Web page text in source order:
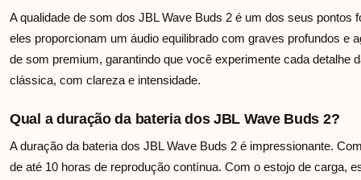
A qualidade de som dos JBL Wave Buds 2 é um dos seus pontos
eles proporcionam um áudio equilibrado com graves profundos e
de som premium, garantindo que você experimente cada detalhe
clássica, com clareza e intensidade.
Qual a duração da bateria dos JBL Wave Buds 2?
A duração da bateria dos JBL Wave Buds 2 é impressionante.
de até 10 horas de reprodução contínua. Com o estojo de carga,